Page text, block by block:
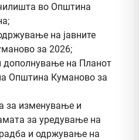
во Општина
на јавните
за 2026;
на Планот
Општина Куманово за
изменување и
за уредување на
и одржување на